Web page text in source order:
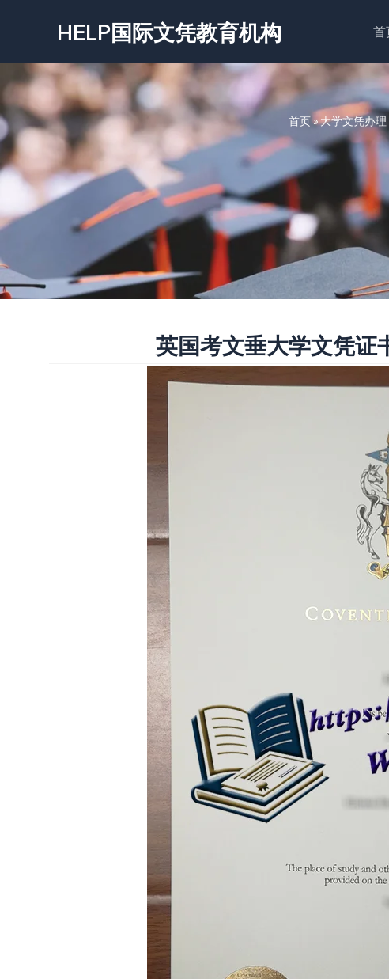
容
HELP国际文凭教育机构 首
首页»大学文凭办理
英国考文垂大学文凭